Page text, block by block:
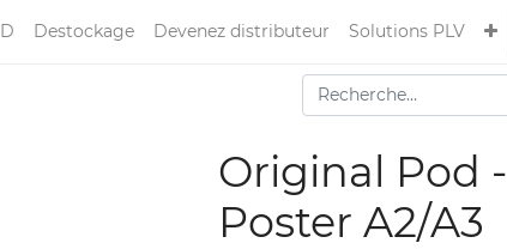
Destockage Devenez distributeur Solutions PLV
Original Pod -
Poster A2/A3